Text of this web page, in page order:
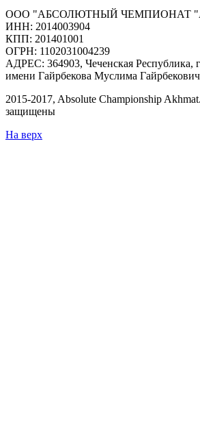
ООО "АБСОЛЮТНЫЙ ЧЕМПИОНАТ
ИНН: 2014003904
КПП: 201401001
ОГРН: 1102031004239
АДРЕС: 364903, Чеченская Республика,
имени Гайрбекова Муслима
2015-2017, Absolute Championship Akhmat.
защищены
На верх